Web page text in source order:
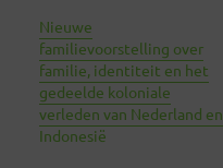
Nieuwe
familievoorstelling over
familie, identiteit en het
gedeelde koloniale
verleden van Nederland en
Indonesië